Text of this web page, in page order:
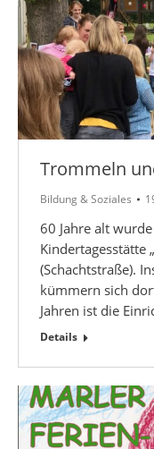
Trommeln
Bildung & Soziales
60 Jahre alt
Kindertagesstätte
(Schachtstraße).
kümmern sich
Jahren ist die
Details